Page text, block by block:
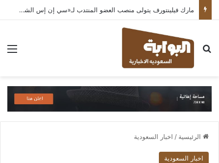
مارك فيلينتورف يتولى منصب العضو المنتدب لـ«سي إن إس الشرق الأوسط» ويشرف على شركات قطاع التكنولوجيا ضمن مجموعة غباش
بحث عن
الرئيسية / اخبار السعودية
اخبار السعودية